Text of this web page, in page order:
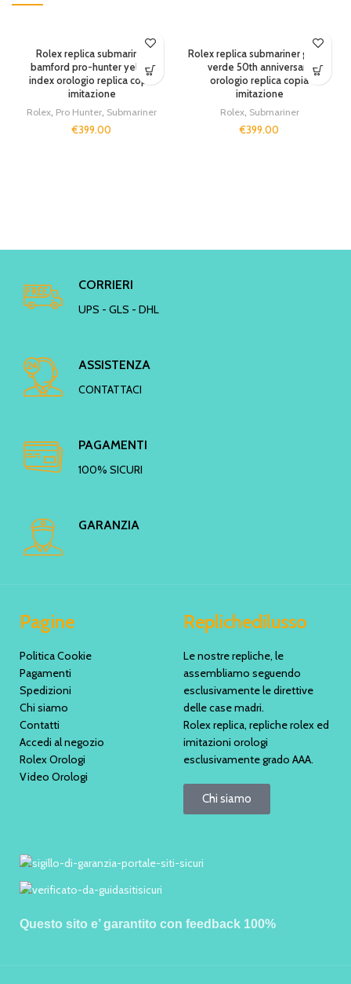
Rolex replica submariner
bamford pro-hunter yellow
index orologio replica copia
imitazione
Rolex Pro Hunter Submariner
€399.00
Rolex replica submariner ghiera
verde 50th anniversary
orologio replica copia
imitazione
Rolex, Submariner
€399.00
CORRIERI
UPS - GLS - DHL
ASSISTENZA
CONTATTACI
PAGAMENTI
100% SICURI
GARANZIA
Pagine
Politica Cookie
Pagamenti
Spedizioni
Chi siamo
Contatti
Accedi al negozio
Rolex Orologi
Video Orologi
Replichedilusso
Le nostre repliche, le
assembliamo seguendo
esclusivamente le direttive
delle case madri.
Rolex replica, repliche rolex ed
imitazioni orologi
esclusivamente grado AAA.
Chi siamo
Questo sito e’ garantito con feedback 100%